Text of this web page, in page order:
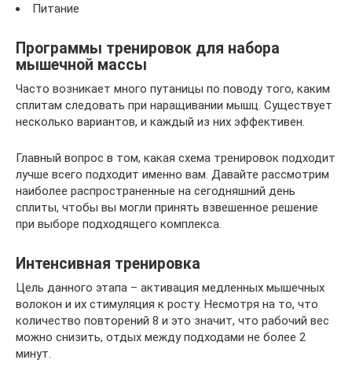
Питание
Программы тренировок для набора
мышечной массы
Часто возникает много путаницы по поводу того, каким
сплитам следовать при наращивании мышц. Существует
несколько вариантов, и каждый из них эффективен.
Главный вопрос в том, какая схема тренировок подходит
лучше всего подходит именно вам. Давайте рассмотрим
наиболее распространенные на сегодняшний день
сплиты, чтобы вы могли принять взвешенное решение
при выборе подходящего комплекса.
Интенсивная тренировка
Цель данного этапа – активация медленных мышечных
волокон и их стимуляция к росту. Несмотря на то, что
количество повторений 8 и это значит, что рабочий вес
можно снизить, отдых между подходами не более 2
минут.